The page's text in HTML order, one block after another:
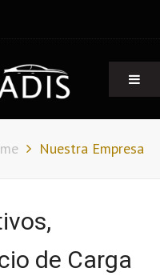
Vadis
Nuestra Empresa
de Carga